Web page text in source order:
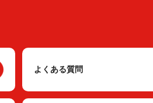
よくある質問